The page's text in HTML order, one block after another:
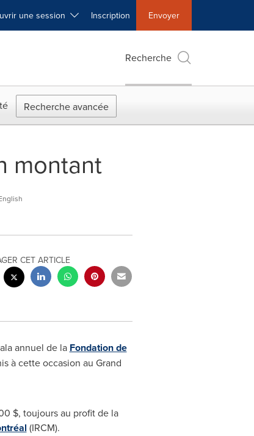
une session Inscription Envoyer
Recherche
Recherche avancée
montant
CET ARTICLE
annuel de la Fondation de
à cette occasion au Grand
$, toujours au profit de la
(IRCM).